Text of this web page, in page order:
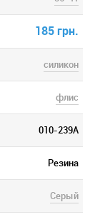
185 грн.
силикон
флис
010-239A
Резина
Серый